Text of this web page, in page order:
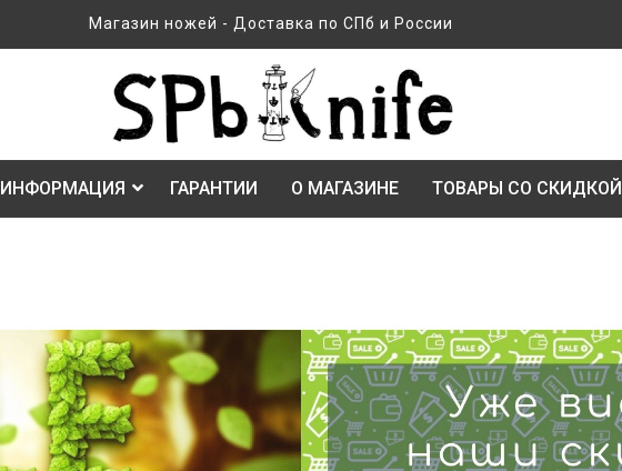
Магазин ножей - Доставка по СПб и России
ИНФОРМАЦИЯ ГАРАНТИИ О МАГАЗИНЕ ТОВАРЫ СО СКИДКОЙ